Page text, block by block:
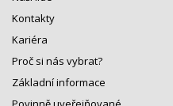
Kontakty
Kariéra
Proč si nás vybrat?
Základní informace